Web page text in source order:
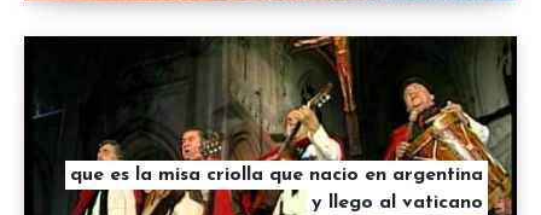
que es la misa criolla que nacio en argentina
y llego al vaticano